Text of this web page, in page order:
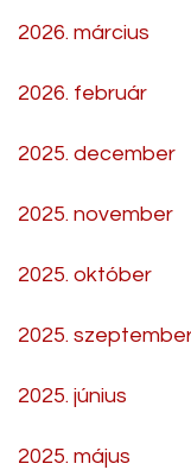
2026. március
2026. február
2025. december
2025. november
2025. október
2025.
2025. június
2025. május